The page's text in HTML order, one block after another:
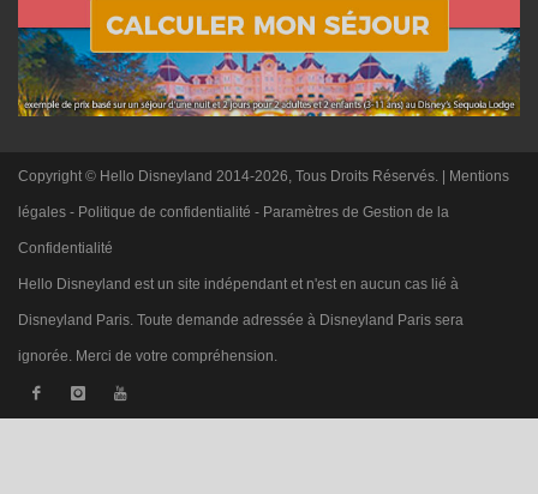
Copyright © Hello Disneyland 2014-2026, Tous Droits Réservés. | Mentions
légales - Politique de confidentialité - Paramètres de Gestion de la
Confidentialité
Hello Disneyland est un site indépendant et n'est en aucun cas lié à
Disneyland Paris. Toute demande adressée à Disneyland Paris sera
ignorée. Merci de votre compréhension.